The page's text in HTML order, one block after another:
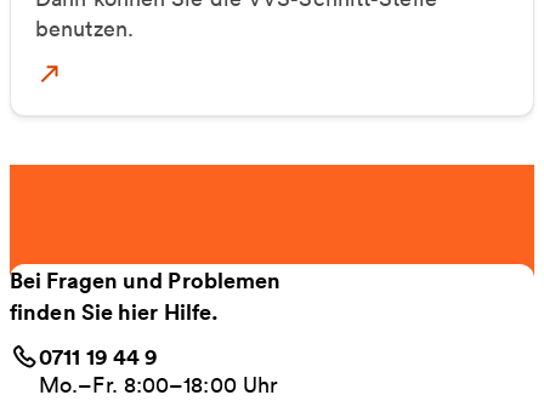
benutzen.
Mehr zu OpenData
Bei Fragen und Problemen
finden Sie hier Hilfe.
0711 19 44 9
Mo.–Fr. 8:00–18:00 Uhr